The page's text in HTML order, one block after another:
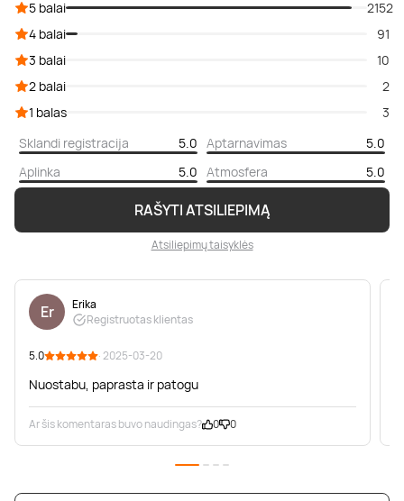
RAŠYTI ATSILIEPIMĄ
Atsiliepimų taisyklės
5 balai
2152
4 balai
91
3 balai
10
2 balai
2
1 balas
3
Sklandi registracija
5.0 Aptarnavimas
5.0
Aplinka
5.0 Atmosfera 5.0
Er
Erika
Registruotas klientas
5.0 · 2025-03-20
Nuostabu, paprasta ir patogu
Ar šis komentaras buvo naudingas? 0 0